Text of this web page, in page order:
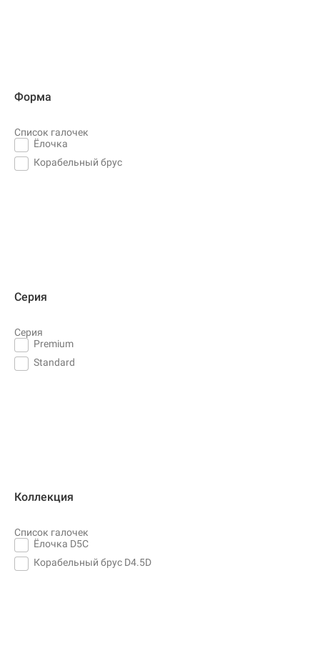
Форма
Список галочек
Ёлочка
Корабельный брус
Серия
Серия
Premium
Standard
Коллекция
Список галочек
Ёлочка D5C
Корабельный брус D4.5D